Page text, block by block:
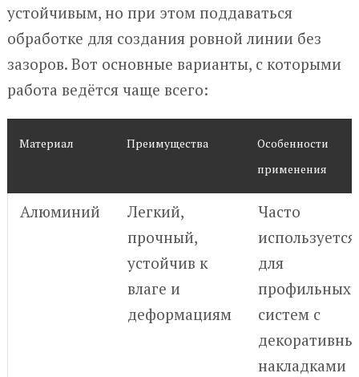
устойчивым, но при этом поддаваться
обработке для создания ровной линии без
зазоров. Вот основные варианты, с которыми
работа ведётся чаще всего:
Материал Преимущества
Особенности
применения
Алюминий
Легкий,
прочный,
устойчив к
влаге и
деформациям
Часто
используется
для
профильных
систем с
накладками